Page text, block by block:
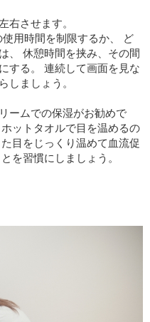
右させます。
用時間を制限するか、 ど
、 休憩時間を挟み、その間
する。 連続して画面を見な
しましょう。
ームでの保湿がお勧めで
ットタオルで目を温めるの
目をじっくり温めて血流促
を習慣にしましょう。